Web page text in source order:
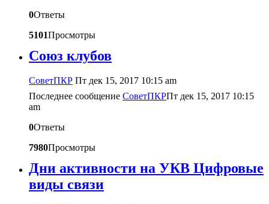
0Ответы
5101Просмотры
Союз клубов
CоветПКР Пт дек 15, 2017 10:15 am
Последнее сообщение CоветПКРПт дек 15, 2017 10:15
am
0Ответы
7980Просмотры
Дни активности на УКВ Цифровые
виды связи